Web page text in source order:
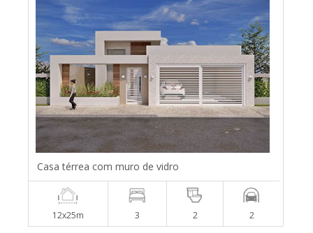
Casa térrea com muro de vidro
12x25m 3 2 2